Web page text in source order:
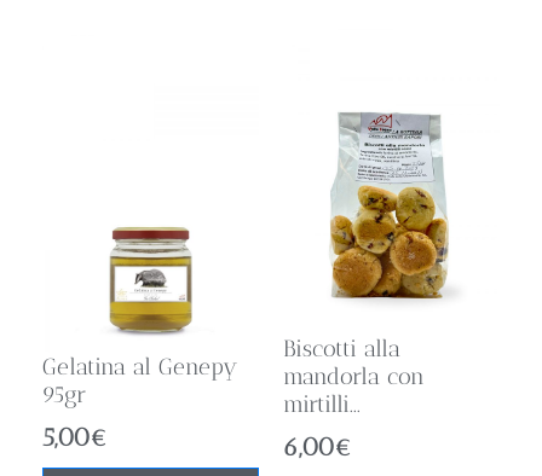
Gelatina al Genepy
95gr
5,00€
Biscotti alla
mandorla con
mirtilli...
6,00€